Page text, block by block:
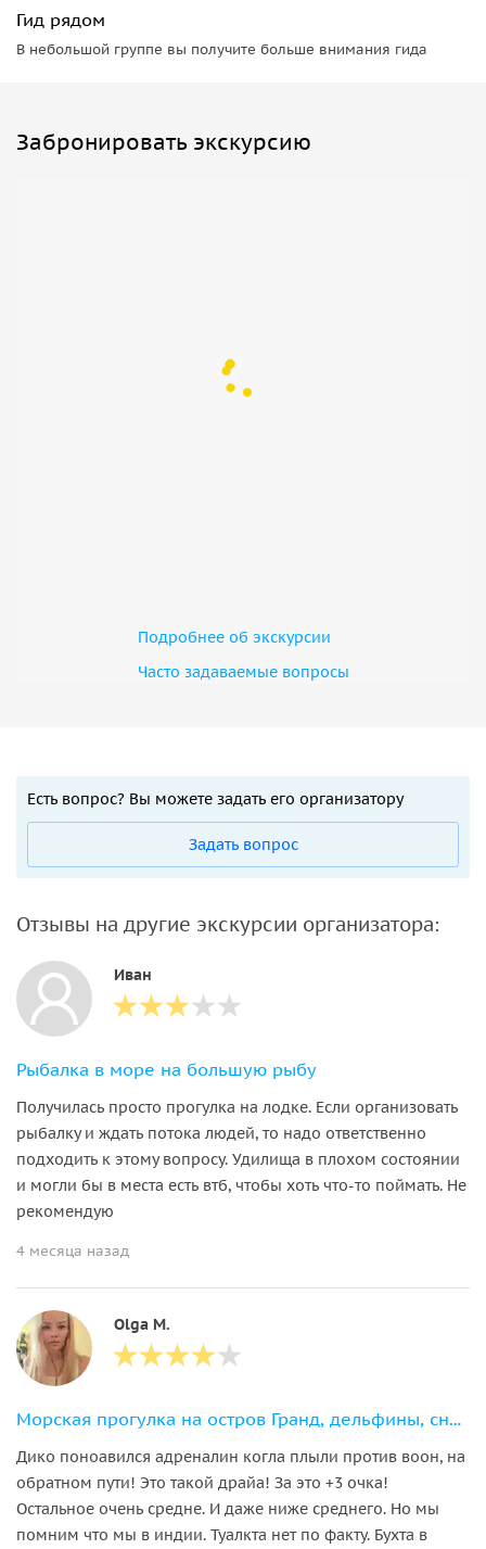
Гид рядом
В небольшой группе вы получите больше внимания гида
Забронировать экскурсию
Подробнее об экскурсии
Часто задаваемые вопросы
Есть вопрос? Вы можете задать его организатору
Задать вопрос
Отзывы на другие экскурсии организатора:
Иван
Рыбалка в море на большую рыбу
Получилась просто прогулка на лодке. Если организовать
рыбалку и ждать потока людей, то надо ответственно
подходить к этому вопросу. Удилища в плохом состоянии
и могли бы в места есть втб, чтобы хоть что-то поймать. Не
рекомендую
4 месяца назад
Olga M.
Морская прогулка на остров Гранд, дельфины, снорклинг. Барбекю + рыбалка
Дико поноавился адреналин когла плыли против воон, на
обратном пути! Это такой драйа! За это +3 очка!
Остальное очень средне. И даже ниже среднего. Но мы
помним что мы в индии. Туалкта нет по факту. Бухта в